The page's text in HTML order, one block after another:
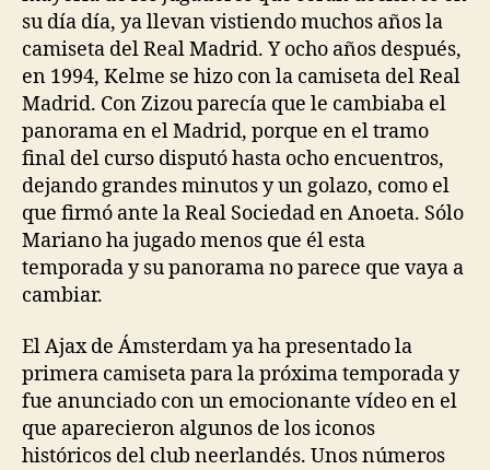
su día día, ya llevan vistiendo muchos años la
camiseta del Real Madrid. Y ocho años después,
en 1994, Kelme se hizo con la camiseta del Real
Madrid. Con Zizou parecía que le cambiaba el
panorama en el Madrid, porque en el tramo
final del curso disputó hasta ocho encuentros,
dejando grandes minutos y un golazo, como el
que firmó ante la Real Sociedad en Anoeta. Sólo
Mariano ha jugado menos que él esta
temporada y su panorama no parece que vaya a
cambiar.
El Ajax de Ámsterdam ya ha presentado la
primera camiseta para la próxima temporada y
fue anunciado con un emocionante vídeo en el
que aparecieron algunos de los iconos
históricos del club neerlandés. Unos números